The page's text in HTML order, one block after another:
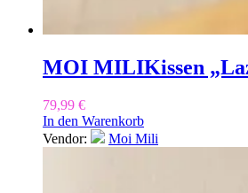
MOI MILIKissen
79,99 €
In den Warenkorb
Vendor:
Moi Mili